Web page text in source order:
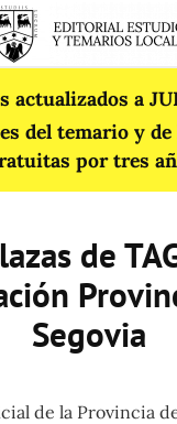
actualizados a
del temario y de
por tres
de
Segovia
de la Provincia